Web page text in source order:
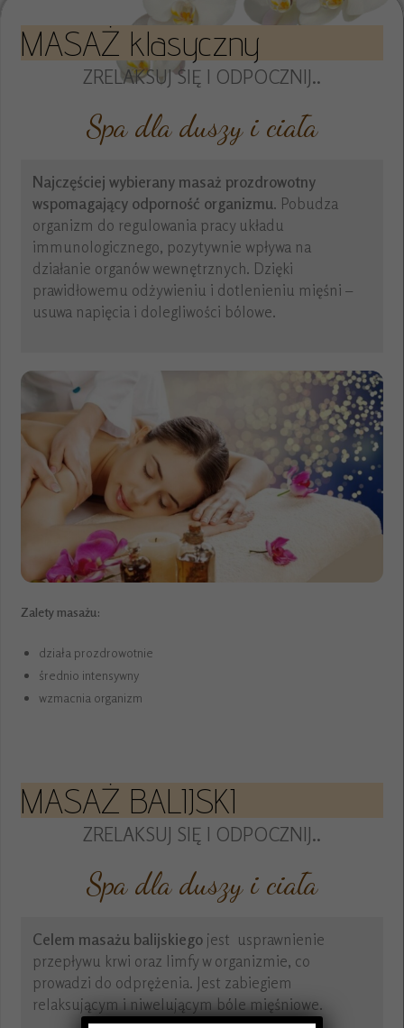
MASAŻ klasyczny
ZRELAKSUJ SIĘ I ODPOCZNIJ..
Spa dla duszy i ciała
Najczęściej wybierany masaż prozdrowotny
wspomagający odporność organizmu. Pobudza
organizm do regulowania pracy układu
immunologicznego, pozytywnie wpływa na
działanie organów wewnętrznych. Dzięki
prawidłowemu odżywieniu i dotlenieniu mięśni –
usuwa napięcia i dolegliwości bólowe.
Zalety masażu:
działa prozdrowotnie
średnio intensywny
wzmacnia organizm
MASAŻ BALIJSKI
ZRELAKSUJ SIĘ I ODPOCZNIJ..
Spa dla duszy i ciała
Celem masażu balijskiego jest usprawnienie
przepływu krwi oraz limfy w organizmie, co
prowadzi do odprężenia. Jest zabiegiem
relaksującym i niwelującym bóle mięśniowe.